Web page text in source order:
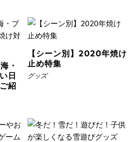
・
日
紹
【シーン別】2020年焼け
止め特集
グッズ